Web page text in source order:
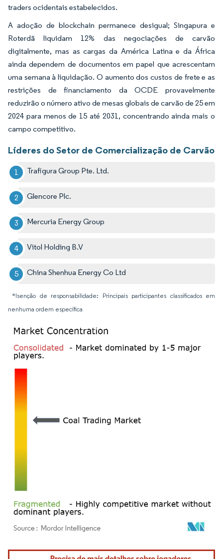
traders ocidentais estabelecidos.
A adoção de blockchain permanece desigual; Singapura e
Roterdã liquidam 12% das negociações de carvão
digitalmente, mas as cargas da América Latina e da África
ainda dependem de documentos em papel que acrescentam
uma semana à liquidação. O aumento dos custos de frete e as
restrições de financiamento da OCDE provavelmente
reduzirão o número ativo de mesas globais de carvão de 25 em
2024 para menos de 15 até 2031, concentrando ainda mais o
campo competitivo.
Líderes do Setor de Comercialização de Carvão
Trafigura Group Pte. Ltd.
Glencore Plc.
Mercuria Energy Group
Vitol Holding B.V
China Shenhua Energy Co Ltd
*Isenção de responsabilidade: Principais participantes classificados em
nenhuma ordem específica
Imagem © Mordor Intelligence. O reuso requer atribuição conforme CC BY 4.0.